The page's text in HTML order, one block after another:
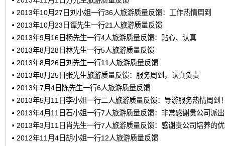
2013年10月27日刘小姐一行36人旅游质量反馈：工作热情周到
2013年10月23日谭先生一行21人旅游质量反馈
2013年9月16日杨先生一行4人旅游质量反馈：贴心、认真
2013年8月28日林先生一行5人旅游质量反馈
2013年8月26日刘先生一行11人旅游质量反馈
2013年8月25日张先生旅游质量反馈：服务周到，认真负责
2013年7月4日陈先生一行6人旅游质量反馈
2013年5月11日李小姐一行二人旅游质量反馈：导游服务热情周到
2013年4月11日石小姐一行7人旅游质量反馈：非常感谢贵公司派
2013年3月11日肖先生一行7人旅游质量反馈：感谢贵公司培养的
2012年11月4日胡小姐一行12人旅游质量反馈